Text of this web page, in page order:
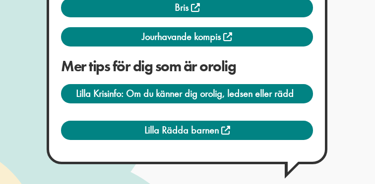
Bris
Jourhavande kompis
Mer tips för dig som är orolig
Lilla Krisinfo: Om du känner dig orolig, ledsen eller rädd
Lilla Rädda barnen